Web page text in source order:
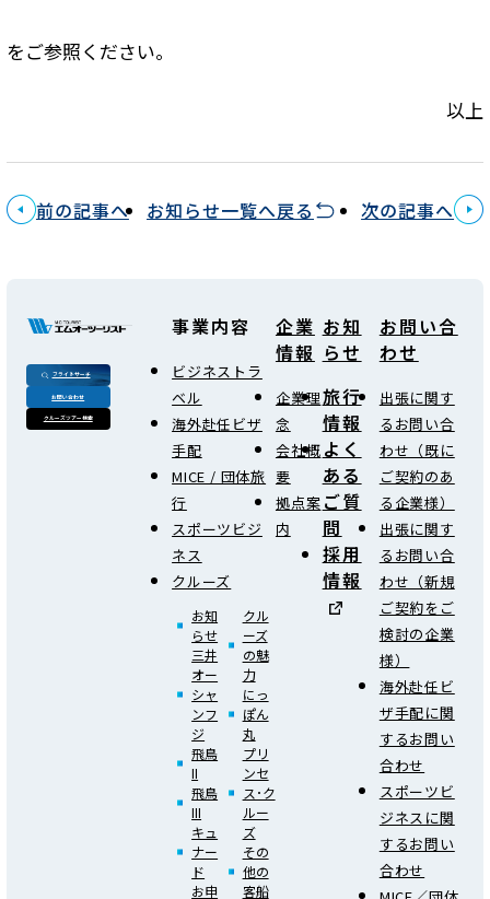
をご参照ください。
以上
前の記事へ お知らせ一覧へ戻る 次の記事へ
フライトサーチ
お問い合わせ
クルーズツアー検索
事業内容
ビジネストラ
ベル
海外赴任ビザ
手配
MICE / 団体旅
行
スポーツビジ
ネス
クルーズ
お知
らせ
三井
オー
シャ
ンフ
ジ
飛鳥
II
飛鳥
III
キュ
ナー
ド
お申
クル
ーズ
の魅
力
にっ
ぽん
丸
プリ
ンセ
ス･ク
ルー
ズ
その
他の
客船
企業
情報
企業理
念
会社概
要
拠点案
内
お知
らせ
旅行
情報
よく
ある
ご質
問
採用
情報
お問い合
わせ
出張に関す
るお問い合
わせ（既に
ご契約のあ
る企業様）
出張に関す
るお問い合
わせ（新規
ご契約をご
検討の企業
様）
海外赴任ビ
ザ手配に関
するお問い
合わせ
スポーツビ
ジネスに関
するお問い
合わせ